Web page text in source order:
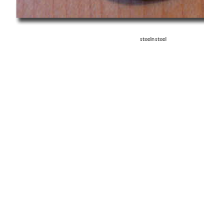
steelnsteel